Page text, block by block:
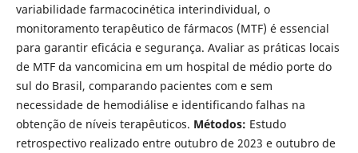
variabilidade farmacocinética interindividual, o
monitoramento terapêutico de fármacos (MTF) é essencial
para garantir eficácia e segurança. Avaliar as práticas locais
de MTF da vancomicina em um hospital de médio porte do
sul do Brasil, comparando pacientes com e sem
necessidade de hemodiálise e identificando falhas na
obtenção de níveis terapêuticos. Métodos: Estudo
retrospectivo realizado entre outubro de 2023 e outubro de